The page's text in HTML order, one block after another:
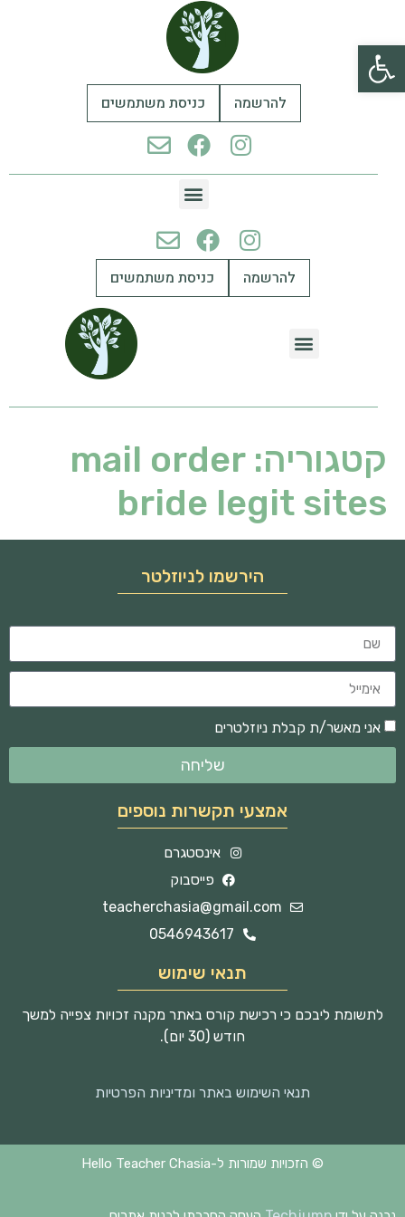
פתח סרגל נגישות
להרשמה כניסת משתמשים
להרשמה כניסת משתמשים
קטגוריה:mail order
bride legit sites
הירשמו לניוזלטר
אני מאשר/ת קבלת ניוזלטרים
שליחה
אמצעי תקשרות נוספים
אינסטגרם
פייסבוק
teacherchasia@gmail.com
0546943617
תנאי שימוש
לתשומת ליבכם כי רכישת קורס באתר מקנה זכויות צפייה למשך
חודש (30 יום).
תנאי השימוש באתר ומדיניות הפרטיות
© הזכויות שמורות ל-Hello Teacher Chasia